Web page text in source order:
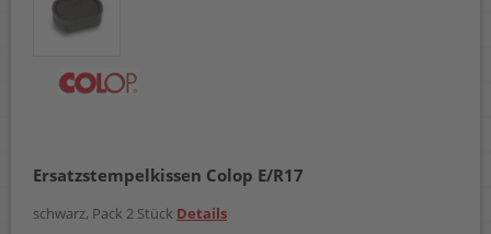
Ersatzstempelkissen Colop E/R17
schwarz, Pack 2 Stück Details